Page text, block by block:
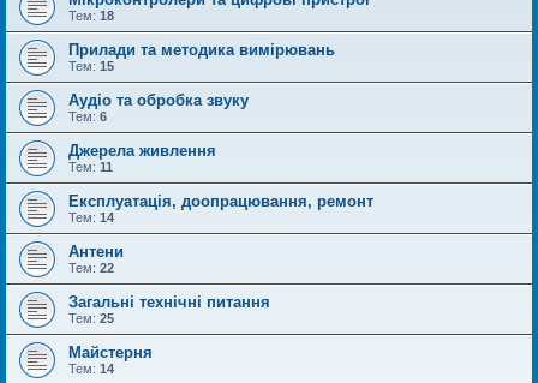
Тем: 18
Прилади та методика вимірювань
Тем: 15
Аудіо та обробка звуку
Тем: 6
Джерела живлення
Тем: 11
Експлуатація, доопрацювання, ремонт
Тем: 14
Антени
Тем: 22
Загальні технічні питання
Тем: 25
Майстерня
Тем: 14